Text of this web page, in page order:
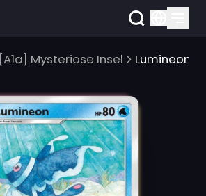
[A1a] Mysteriose Insel Lumineon